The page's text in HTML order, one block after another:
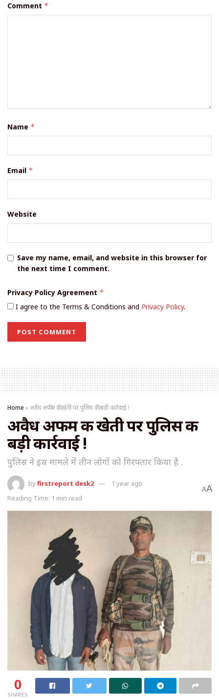
Comment *
Name *
Email *
Website
Save my name, email, and website in this browser for
the next time I comment.
Privacy Policy Agreement *
I agree to the Terms & Conditions and Privacy Policy.
Home »अवैध अफीम की खेती पर पुलिस की बड़ी कार्रवाई !
अवैध अफीम की खेती पर पुलिस की
बड़ी कार्रवाई !
पुलिस ने इस मामले में तीन लोगों को गिरफ्तार किया है .
byfirstreport desk2
1 year ago
Reading Time: 1 min read
AA
0
SHARES